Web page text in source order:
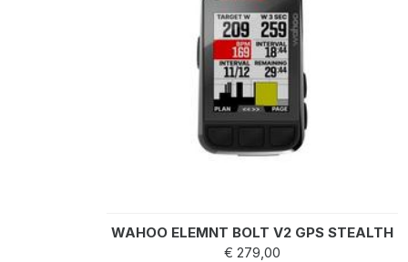
WAHOO ELEMNT BOLT V2 GPS STEALTH
€ 279,00